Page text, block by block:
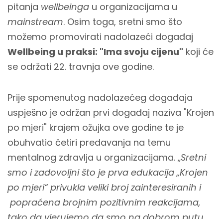
pitanja wellbeinga u organizacijama u
mainstream. Osim toga, sretni smo što
možemo promovirati nadolazeći događaj
Wellbeing u praksi: "Ima svoju cijenu" koji će
se održati 22. travnja ove godine.
Prije spomenutog nadolazećeg događaja
uspješno je održan prvi događaj naziva "Krojen
po mjeri" krajem ožujka ove godine te je
obuhvatio četiri predavanja na temu
mentalnog zdravlja u organizacijama. „Sretni
smo i zadovoljni što je prva edukacija „Krojen
po mjeri“ privukla veliki broj zainteresiranih i
popraćena brojnim pozitivnim reakcijama,